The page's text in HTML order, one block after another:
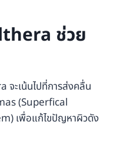
ช่วย
จะเน้นไปที่การส่งคลื่น
(Superfical
เพื่อแก้ไขปัญหาผิวดัง